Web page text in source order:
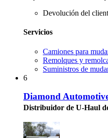
Devolución del
Servicios
Camiones para
Remolques y
Suministros de
6
Diamond
Distribuidor de U-Haul